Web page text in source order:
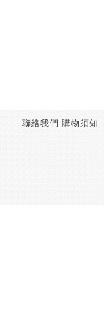
購物須知
聯絡我們